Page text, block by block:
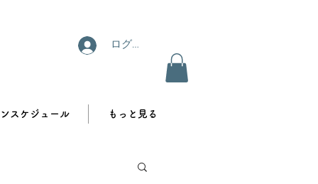
ログイン
スケジュール もっと見る